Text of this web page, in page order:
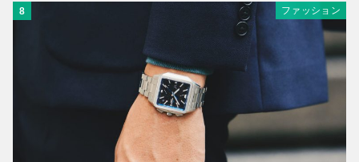
8 ファッション